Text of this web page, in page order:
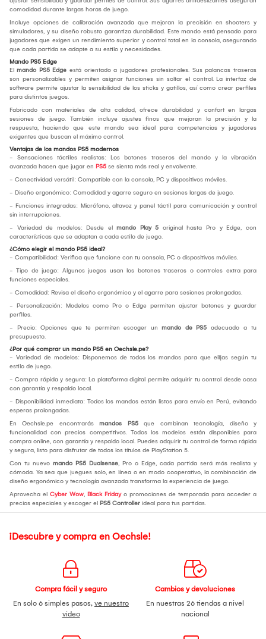
comodidad durante largas horas de juego.
Incluye opciones de calibración avanzada que mejoran la precisión en shooters y
simuladores, y su diseño robusto garantiza durabilidad. Este mando está pensado para
jugadores que exigen un rendimiento superior y control total en la consola, asegurando
que cada partida se adapte a su estilo y necesidades.
Mando PS5 Edge
El mando PS5 Edge está orientado a jugadores profesionales. Sus palancas traseras
son personalizables y permiten asignar funciones sin soltar el control. La interfaz de
software permite ajustar la sensibilidad de los sticks y gatillos, así como crear perfiles
para distintos juegos.
Fabricado con materiales de alta calidad, ofrece durabilidad y confort en largas
sesiones de juego. También incluye ajustes finos que mejoran la precisión y la
respuesta, haciendo que este mando sea ideal para competencias y jugadores
exigentes que buscan el máximo control.
Ventajas de los mandos PS5 modernos
- Sensaciones táctiles realistas: Los botones traseros del mando y la vibración
avanzada hacen que jugar en PS5 se sienta más real y envolvente.
- Conectividad versátil: Compatible con la consola, PC y dispositivos móviles.
- Diseño ergonómico: Comodidad y agarre seguro en sesiones largas de juego.
- Funciones integradas: Micrófono, altavoz y panel táctil para comunicación y control
sin interrupciones.
- Variedad de modelos: Desde el mando Play 5 original hasta Pro y Edge, con
características que se adaptan a cada estilo de juego.
¿Cómo elegir el mando PS5 ideal?
- Compatibilidad: Verifica que funcione con tu consola, PC o dispositivos móviles.
- Tipo de juego: Algunos juegos usan los botones traseros o controles extra para
funciones especiales.
- Comodidad: Revisa el diseño ergonómico y el agarre para sesiones prolongadas.
- Personalización: Modelos como Pro o Edge permiten ajustar botones y guardar
perfiles.
- Precio: Opciones que te permiten escoger un mando de PS5 adecuado a tu
presupuesto.
¿Por qué comprar un mando PS5 en Oechsle.pe?
- Variedad de modelos: Disponemos de todos los mandos para que elijas según tu
estilo de juego.
- Compra rápida y segura: La plataforma digital permite adquirir tu control desde casa
con garantía y respaldo local.
- Disponibilidad inmediata: Todos los mandos están listos para envío en Perú, evitando
esperas prolongadas.
En Oechsle.pe encontrarás mandos PS5 que combinan tecnología, diseño y
funcionalidad con precios competitivos. Todos los modelos están disponibles para
compra online, con garantía y respaldo local. Puedes adquirir tu control de forma rápida
y segura, listo para disfrutar de todos los títulos de PlayStation 5.
Con tu nuevo mando PS5 Dualsense, Pro o Edge, cada partida será más realista y
cómoda. Ya sea que juegues solo, en línea o en modo cooperativo, la combinación de
diseño ergonómico y tecnología avanzada transforma la experiencia de juego.
Aprovecha el Cyber Wow, Black Fridayo promociones de temporada para acceder a
precios especiales y escoger el PS5 Controller ideal para tus partidas.
¡Descubre y compra en Oechsle!
Compra fácil y seguro
En solo 6 simples pasos, ve nuestro
video
Cambios y devoluciones
En nuestras 26 tiendas a nivel
nacional